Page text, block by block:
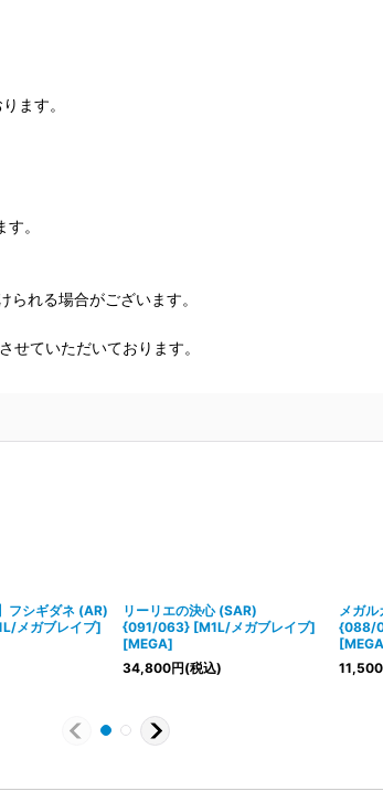
ます。
。
れる場合がございます。
せていただいております。
フシギダネ (AR)
メガブレイブ]
リーリエの決心 (SAR)
{091/063} [M1L/メガブレイブ]
[MEGA]
34,800円(税込)
メガ
{088/
11,500